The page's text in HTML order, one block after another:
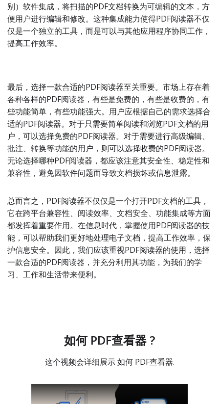
别）软件集成，将扫描的PDF文档转换为可编辑的文本，方
便用户进行编辑和修改。这种集成能力使得PDF阅读器不仅
仅是一个独立的工具，而是可以与其他应用程序协同工作，
提高工作效率。
最后，选择一款合适的PDF阅读器至关重要。市场上存在着
各种各样的PDF阅读器，有些是免费的，有些是收费的，有
些功能简单，有些功能强大。用户应根据自己的需求选择合
适的PDF阅读器。对于只需要简单阅读和浏览PDF文档的用
户，可以选择免费的PDF阅读器。对于需要进行高级编辑、
批注、转换等功能的用户，则可以选择收费的PDF阅读器。
无论选择哪种PDF阅读器，都应该注意其安全性、稳定性和
兼容性，避免因软件问题而导致文档损坏或信息泄露。
总而言之，PDF阅读器不仅仅是一个打开PDF文档的工具，
它在跨平台兼容性、阅读效率、文档安全、功能集成等方面
都发挥着重要作用。在信息时代，掌握使用PDF阅读器的技
能，可以帮助我们更好地处理电子文档，提高工作效率，保
护信息安全。因此，我们应该重视PDF阅读器的使用，选择
一款合适的PDF阅读器，并充分利用其功能，为我们的学
习、工作和生活带来便利。
如何 PDF查看器 ?
这个视频会详细展示 如何 PDF查看器.